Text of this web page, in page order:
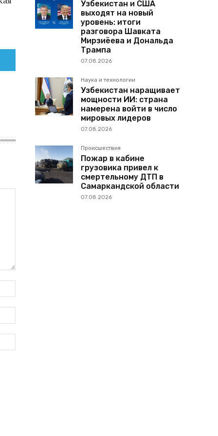
почта:*
Сайт:
Узбекистан и США
выходят на новый
уровень: итоги
разговора Шавката
Мирзиёева и Дональда
Трампа
07.08.2026
Наука и технологии
Узбекистан наращивает
мощности ИИ: страна
намерена войти в число
мировых лидеров
07.08.2026
Происшествия
Пожар в кабине
грузовика привел к
смертельному ДТП в
Самаркандской области
07.08.2026